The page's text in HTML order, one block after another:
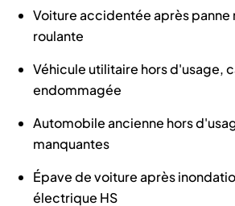
Voiture accidentée après panne
roulante
Véhicule utilitaire hors d'usage,
endommagée
Automobile ancienne hors
manquantes
Épave de voiture après
électrique HS